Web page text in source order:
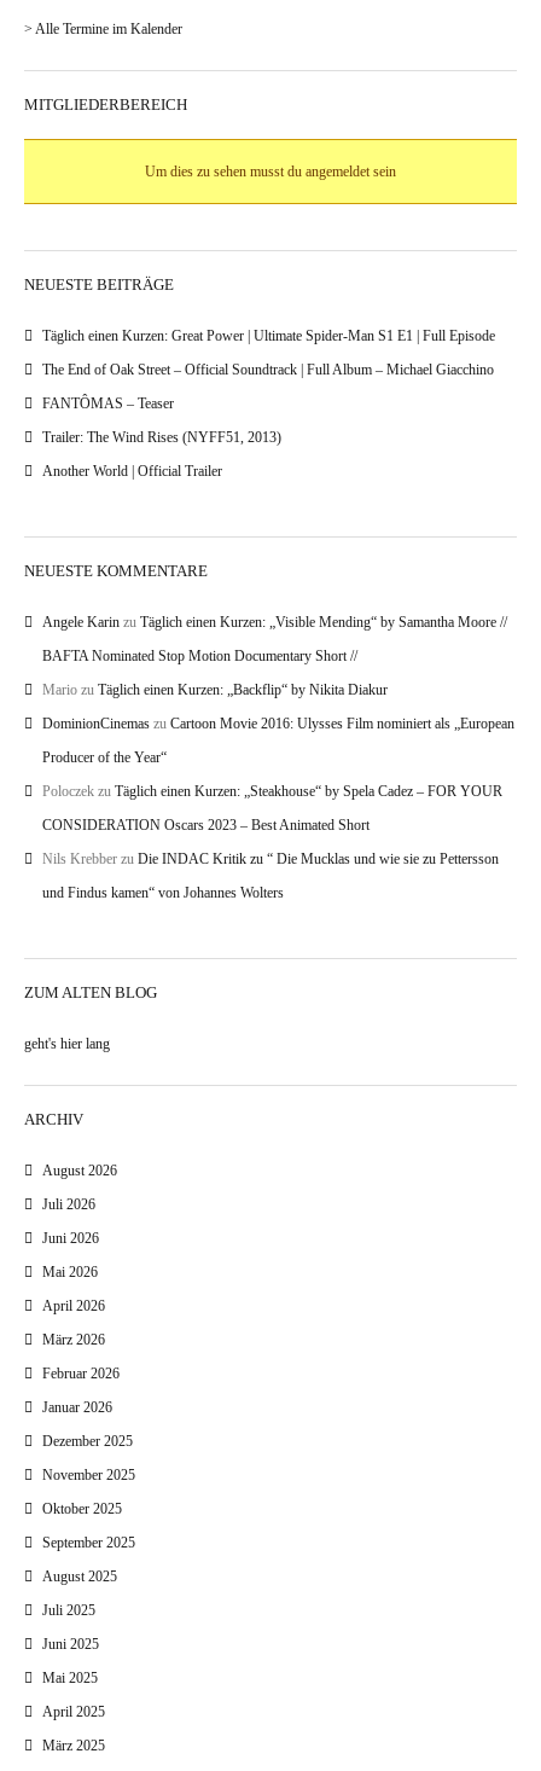
> Alle Termine im Kalender
MITGLIEDERBEREICH
Um dies zu sehen musst du angemeldet sein
NEUESTE BEITRÄGE
Täglich einen Kurzen: Great Power | Ultimate Spider-Man S1 E1 | Full Episode
The End of Oak Street – Official Soundtrack | Full Album – Michael Giacchino
FANTÔMAS – Teaser
Trailer: The Wind Rises (NYFF51, 2013)
Another World | Official Trailer
NEUESTE KOMMENTARE
Angele Karin zu Täglich einen Kurzen: „Visible Mending“ by Samantha Moore //
BAFTA Nominated Stop Motion Documentary Short //
Mario zu Täglich einen Kurzen: „Backflip“ by Nikita Diakur
DominionCinemas zu Cartoon Movie 2016: Ulysses Film nominiert als „European
Producer of the Year“
Poloczek zu Täglich einen Kurzen: „Steakhouse“ by Spela Cadez – FOR YOUR
CONSIDERATION Oscars 2023 – Best Animated Short
Nils Krebber zu Die INDAC Kritik zu “ Die Mucklas und wie sie zu Pettersson
und Findus kamen“ von Johannes Wolters
ZUM ALTEN BLOG
geht's hier lang
ARCHIV
August 2026
Juli 2026
Juni 2026
Mai 2026
April 2026
März 2026
Februar 2026
Januar 2026
Dezember 2025
November 2025
Oktober 2025
September 2025
August 2025
Juli 2025
Juni 2025
Mai 2025
April 2025
März 2025